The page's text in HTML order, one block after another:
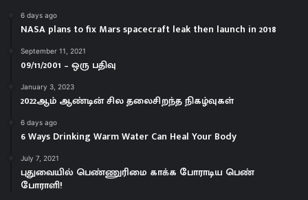
6 days ago
NASA plans to fix Mars spacecraft leak then launch in 2018
September 11, 2021
09/11/2001 – ஒரு பதிவு
January 3, 2023
2022ஆம் ஆண்டின் சில தலைசிறந்த நிகழ்வுகள்
6 days ago
6 Ways Drinking Warm Water Can Heal Your Body
July 7, 2021
புதுவையில் பெண்ணுரிமை காக்க பாேராடிய பெண்
போராளி!